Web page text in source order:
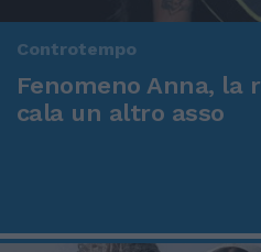
Controtempo
Fenomeno Anna, la
cala un altro asso